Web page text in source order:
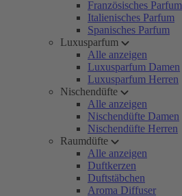
Französisches Parfum
Italienisches Parfum
Spanisches Parfum
Luxusparfum
Alle anzeigen
Luxusparfum Damen
Luxusparfum Herren
Nischendüfte
Alle anzeigen
Nischendüfte Damen
Nischendüfte Herren
Raumdüfte
Alle anzeigen
Duftkerzen
Duftstäbchen
Aroma Diffuser